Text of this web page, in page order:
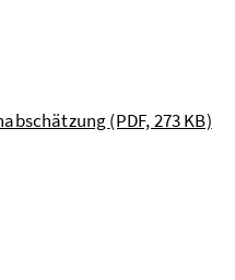
(PDF, 273 KB)